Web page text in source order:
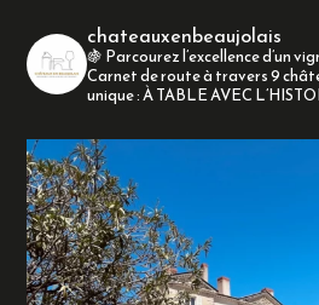
chateauxenbeaujolais
🍇 Parcourez l’excellence d’un
Carnet de route à travers 9
unique : À TABLE AVEC